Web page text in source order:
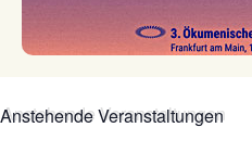
Anstehende Veranstaltungen